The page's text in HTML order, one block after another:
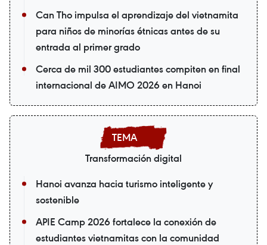
Can Tho impulsa el aprendizaje del vietnamita
para niños de minorías étnicas antes de su
entrada al primer grado
Cerca de mil 300 estudiantes compiten en final
internacional de AIMO 2026 en Hanoi
Transformación digital
Hanoi avanza hacia turismo inteligente y
sostenible
APIE Camp 2026 fortalece la conexión de
estudiantes vietnamitas con la comunidad